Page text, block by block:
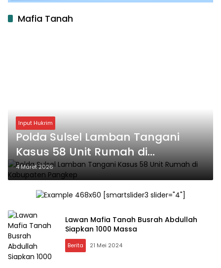
Mafia Tanah
Input Hukrim
Polda Sulsel Lamban Tangani
Kasus 58 Unit Rumah di
Kabupaten Pangkep
4 Maret 2026
[smartslider3 slider="4"]
Lawan Mafia Tanah Busrah Abdullah
Siapkan 1000 Massa
Berita 21 Mei 2024